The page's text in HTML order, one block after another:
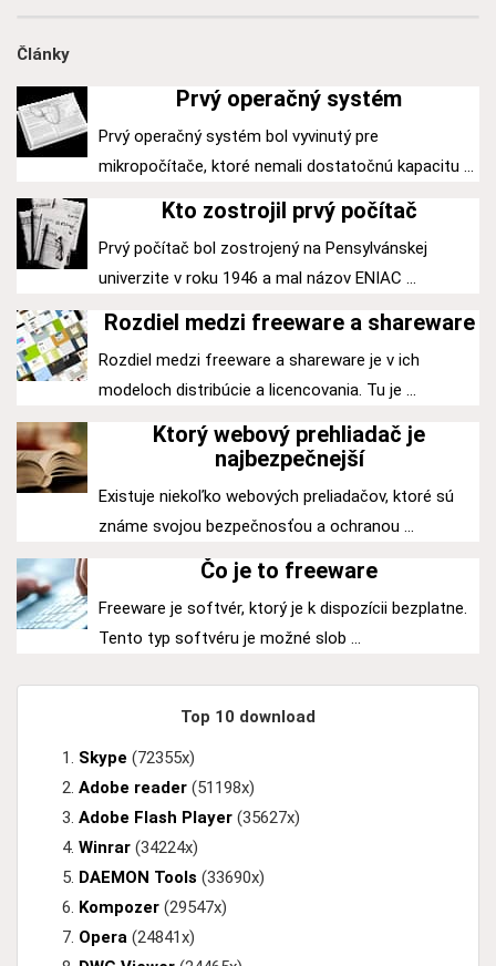
Články
Prvý operačný systém
Prvý operačný systém bol vyvinutý pre
mikropočítače, ktoré nemali dostatočnú kapacitu ...
Kto zostrojil prvý počítač
Prvý počítač bol zostrojený na Pensylvánskej
univerzite v roku 1946 a mal názov ENIAC ...
Rozdiel medzi freeware a shareware
Rozdiel medzi freeware a shareware je v ich
modeloch distribúcie a licencovania. Tu je ...
Ktorý webový prehliadač je
najbezpečnejší
Existuje niekoľko webových preliadačov, ktoré sú
známe svojou bezpečnosťou a ochranou ...
Čo je to freeware
Freeware je softvér, ktorý je k dispozícii bezplatne.
Tento typ softvéru je možné slob ...
Top 10 download
Skype (72355x)
Adobe reader (51198x)
Adobe Flash Player (35627x)
Winrar (34224x)
DAEMON Tools (33690x)
Kompozer (29547x)
Opera (24841x)